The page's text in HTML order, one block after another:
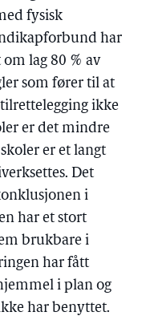
fysisk
har
lag 80 % av
som fører til at
ikke
er det mindre
er et langt
Det
i
har et stort
brukbare i
har fått
i plan og
har benyttet.